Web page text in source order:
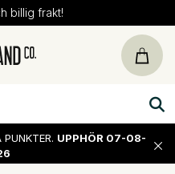
billig frakt!
UPPHÖR 07-08-